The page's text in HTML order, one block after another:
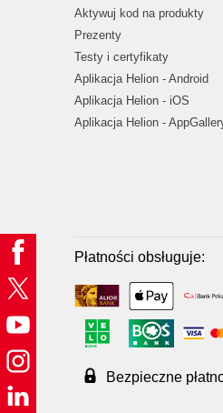
Aktywuj kod na produkty
Prezenty
Testy i certyfikaty
Aplikacja Helion - Android
Aplikacja Helion - iOS
Aplikacja Helion -
Płatności obsługuje:
Bezpieczne